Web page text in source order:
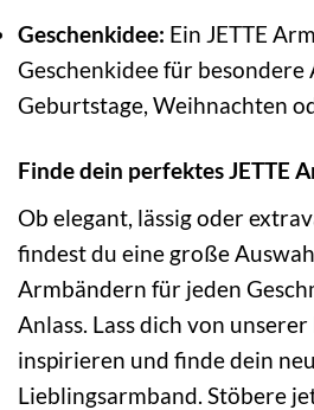
Geschenkidee: Ein JETTE
Geschenkidee für besondere
Geburtstage, Weihnachten
Finde dein perfektes JETTE
Ob elegant, lässig oder
findest du eine große
Armbändern für jeden
Anlass. Lass dich von
inspirieren und finde dein
Lieblingsarmband. Stöbere